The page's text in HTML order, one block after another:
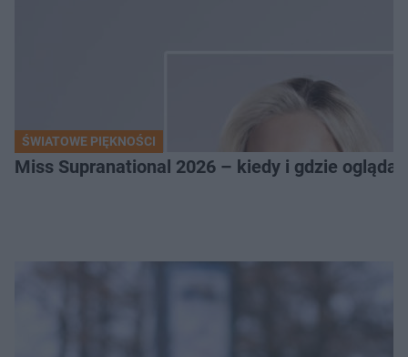
ŚWIATOWE PIĘKNOŚCI
Miss Supranational 2026 – kiedy i gdzie